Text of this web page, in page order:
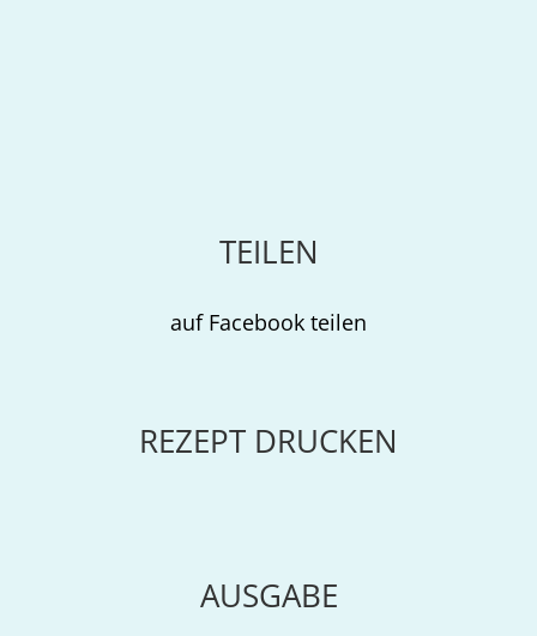
TEILEN
auf Facebook teilen
REZEPT DRUCKEN
AUSGABE